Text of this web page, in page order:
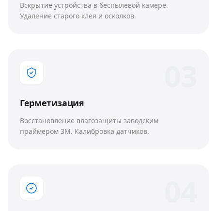
Вскрытие устройства в беспылевой камере.
Удаление старого клея и осколков.
Герметизация
Восстановление влагозащиты заводским
праймером 3M. Калибровка датчиков.